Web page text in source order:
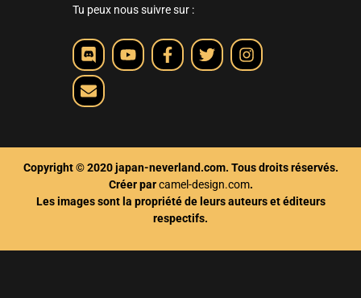
Tu peux nous suivre sur :
Copyright © 2020 japan-neverland.com. Tous droits réservés.
Créer parcamel-design.com.
Les images sont la propriété de leurs auteurs et éditeurs
respectifs.